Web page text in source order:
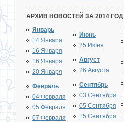
АРХИВ НОВОСТЕЙ ЗА 2014 ГОД
Январь
14 Января
16 Января
16 Января
20 Января
Февраль
04 Февраля
05 Февраля
07 Февраля
Июнь
25 Июня
Август
26 Августа
Сентябрь
03 Сентября
05 Сентября
15 Сентября